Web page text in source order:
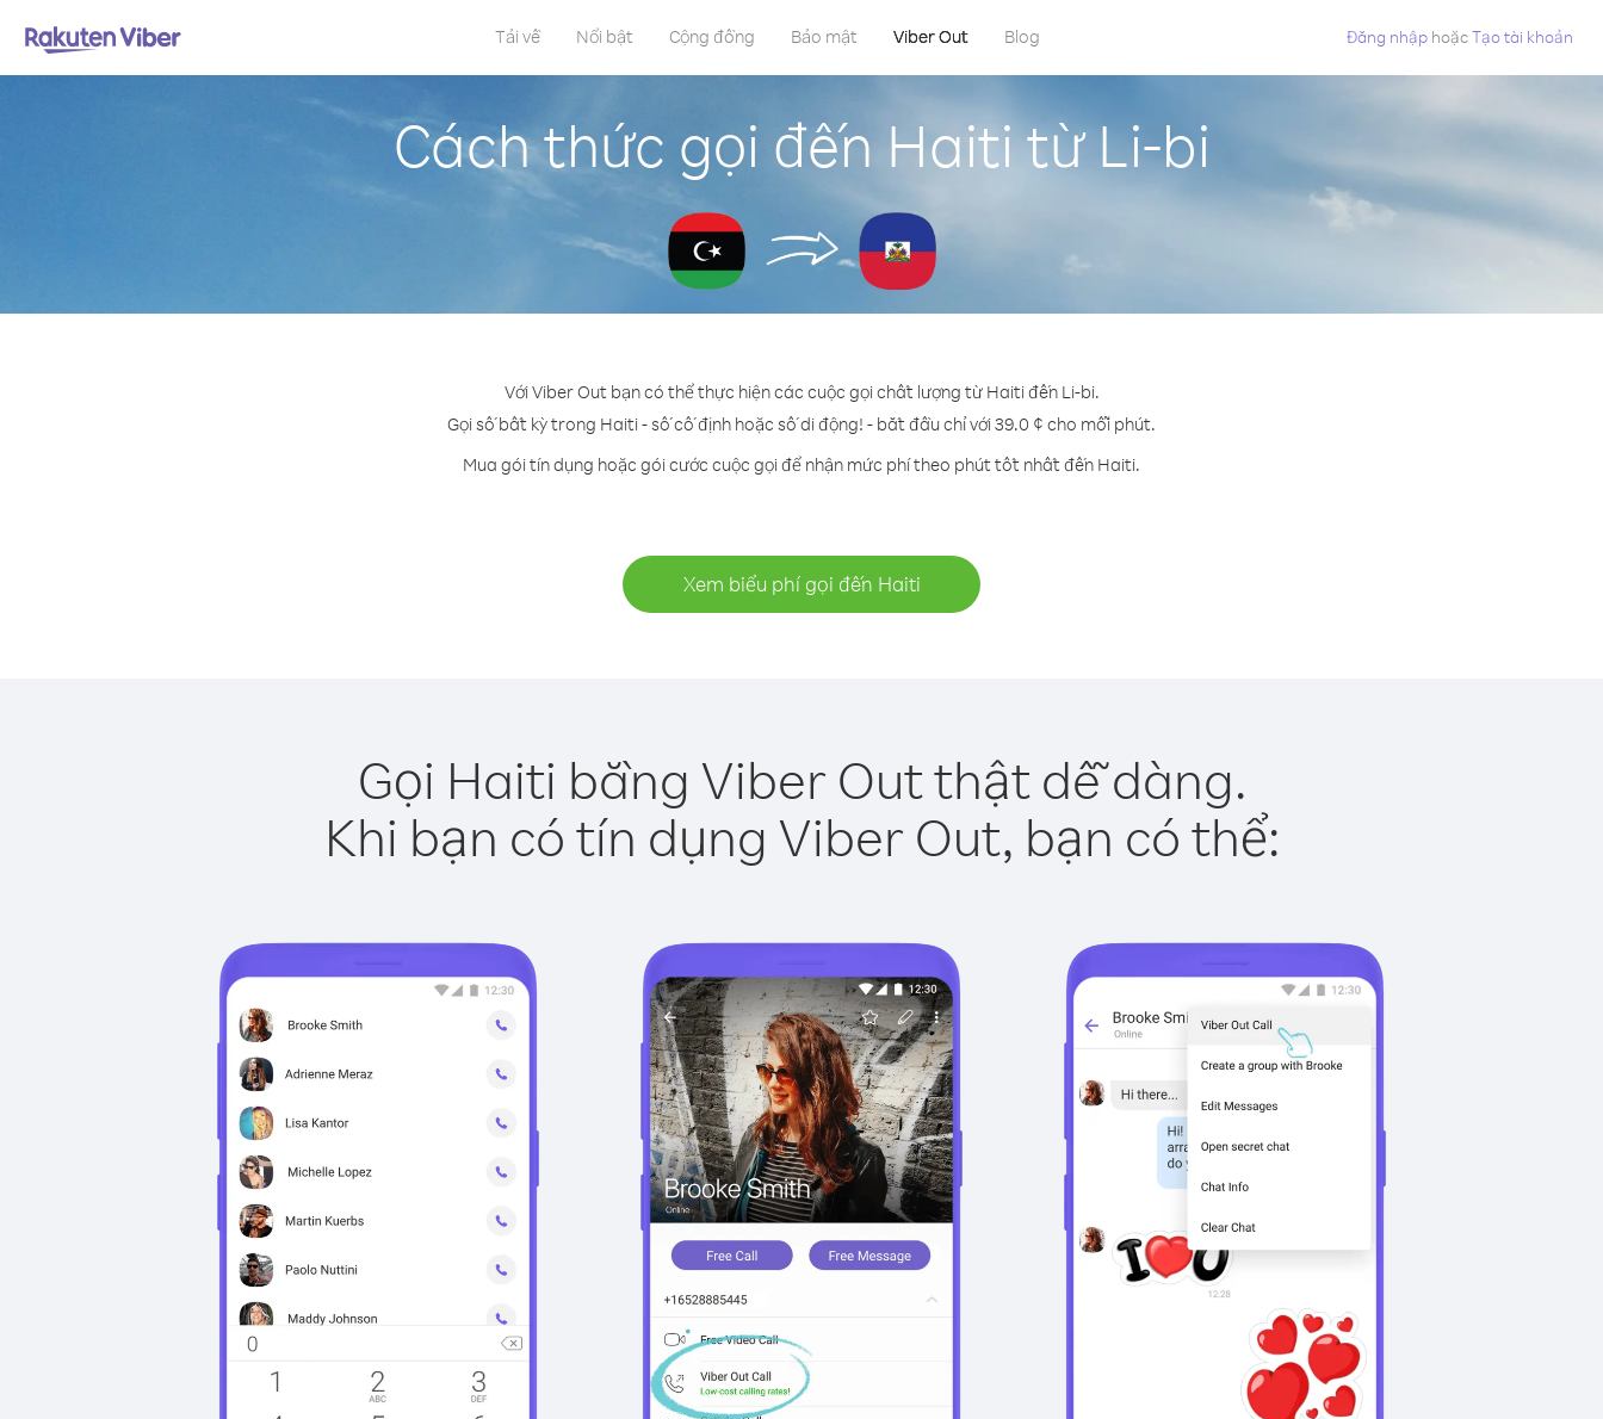
Tải về Nổi bật Cộng đồng Bảo mật Viber Out Blog Đăng nhập hoặcTạo tài khoản
Cách thức gọi đến Haiti từ Li-bi
Với Viber Out bạn có thể thực hiện các cuộc gọi chất lượng từ Haiti đến Li-bi.
Gọi số bất kỳ trong Haiti - số cố định hoặc số di động! - bắt đầu chỉ với 39.0 ¢ cho mỗi phút.
Mua gói tín dụng hoặc gói cước cuộc gọi để nhận mức phí theo phút tốt nhất đến Haiti.
Xem biểu phí gọi đến Haiti
Gọi Haiti bằng Viber Out thật dễ dàng.
Khi bạn có tín dụng Viber Out, bạn có thể: